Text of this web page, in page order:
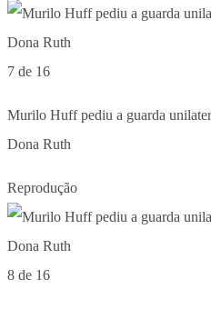
7 de 16
Murilo Huff pediu a guarda
Dona Ruth
Reprodução
8 de 16